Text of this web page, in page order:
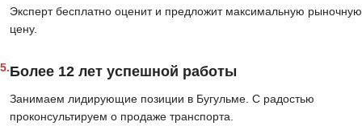
Эксперт бесплатно оценит и предложит максимальную рыночную
цену.
5.Более 12 лет успешной работы
Занимаем лидирующие позиции в Бугульме. С радостью
проконсультируем о продаже транспорта.